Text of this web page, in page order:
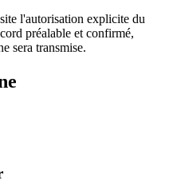
l'autorisation explicite du
préalable et confirmé,
sera transmise.